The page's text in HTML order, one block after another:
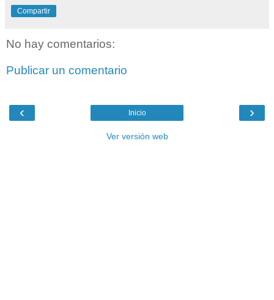
Compartir
No hay comentarios:
Publicar un comentario
‹ ›
Inicio
Ver versión web